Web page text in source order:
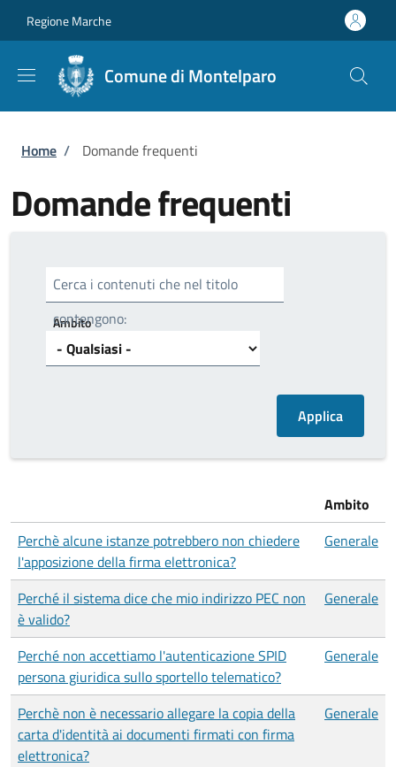
Regione Marche
Comune di Montelparo
Briciole di pane
Home / Domande frequenti
Domande frequenti
Cerca i contenuti che nel titolo
contengono:
Ambito
Ambito
Perchè alcune istanze potrebbero non chiedere
l'apposizione della firma elettronica?
Generale
Perché il sistema dice che mio indirizzo PEC non
è valido?
Generale
Perché non accettiamo l'autenticazione SPID
persona giuridica sullo sportello telematico?
Generale
Perchè non è necessario allegare la copia della
carta d'identità ai documenti firmati con firma
elettronica?
Generale